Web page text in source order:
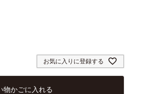
お気に入りに登録する
物かごに入れる